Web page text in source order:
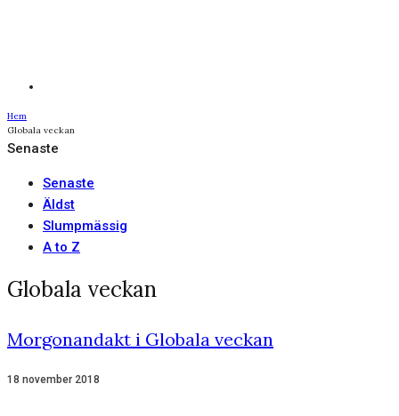
Hem
Globala veckan
Senaste
Senaste
Äldst
Slumpmässig
A to Z
Globala veckan
Morgonandakt i Globala veckan
18 november 2018